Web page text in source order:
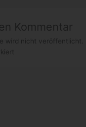
Kommentar
wird nicht veröffentlicht.